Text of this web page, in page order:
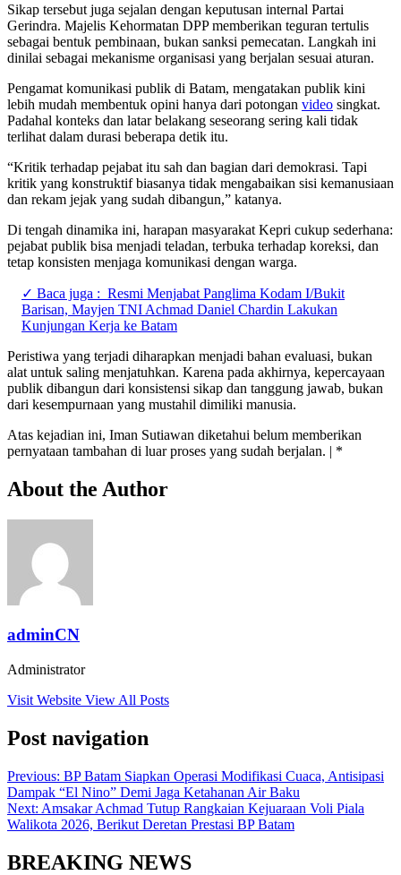
Sikap tersebut juga sejalan dengan keputusan internal Partai
Gerindra. Majelis Kehormatan DPP memberikan teguran tertulis
sebagai bentuk pembinaan, bukan sanksi pemecatan. Langkah ini
dinilai sebagai mekanisme organisasi yang berjalan sesuai aturan.
Pengamat komunikasi publik di Batam, mengatakan publik kini
lebih mudah membentuk opini hanya dari potongan video singkat.
Padahal konteks dan latar belakang seseorang sering kali tidak
terlihat dalam durasi beberapa detik itu.
“Kritik terhadap pejabat itu sah dan bagian dari demokrasi. Tapi
kritik yang konstruktif biasanya tidak mengabaikan sisi kemanusiaan
dan rekam jejak yang sudah dibangun,” katanya.
Di tengah dinamika ini, harapan masyarakat Kepri cukup sederhana:
pejabat publik bisa menjadi teladan, terbuka terhadap koreksi, dan
tetap konsisten menjaga komunikasi dengan warga.
✓ Baca juga : Resmi Menjabat Panglima Kodam I/Bukit
Barisan, Mayjen TNI Achmad Daniel Chardin Lakukan
Kunjungan Kerja ke Batam
Peristiwa yang terjadi diharapkan menjadi bahan evaluasi, bukan
alat untuk saling menjatuhkan. Karena pada akhirnya, kepercayaan
publik dibangun dari konsistensi sikap dan tanggung jawab, bukan
dari kesempurnaan yang mustahil dimiliki manusia.
Atas kejadian ini, Iman Sutiawan diketahui belum memberikan
pernyataan tambahan di luar proses yang sudah berjalan. | *
About the Author
adminCN
Administrator
Visit Website View All Posts
Post navigation
Previous: BP Batam Siapkan Operasi Modifikasi Cuaca, Antisipasi
Dampak “El Nino” Demi Jaga Ketahanan Air Baku
Next: Amsakar Achmad Tutup Rangkaian Kejuaraan Voli Piala
Walikota 2026, Berikut Deretan Prestasi BP Batam
BREAKING NEWS